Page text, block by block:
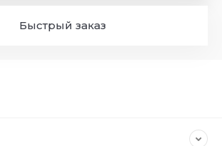
Быстрый заказ